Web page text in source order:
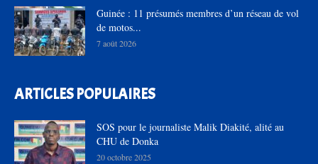
Guinée : 11 présumés membres d’un réseau de vol
de motos...
7 août 2026
ARTICLES POPULAIRES
SOS pour le journaliste Malik Diakité, alité au
CHU de Donka
20 octobre 2025